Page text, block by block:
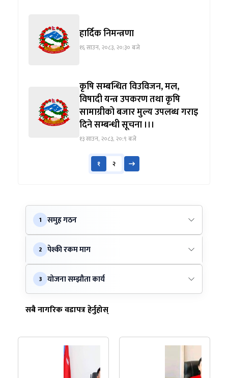
हार्दिक निमन्त्रणा
१६ साउन, २०८३, २०:३० बजे
कृषि सम्बन्धित विउविजन, मल,
विषादी यन्त्र उपकरण तथा कृषि
सामाग्रीको बजार मुल्य उपलब्ध गराइ
दिने सम्बन्धी सूचना ।।।
१३ साउन, २०८३, २०:९ बजे
१ २
1 समुह गठन
2 पेश्की रकम माग
3 योजना सम्झौता कार्य
सबै नागरिक वडापत्र हेर्नुहोस्